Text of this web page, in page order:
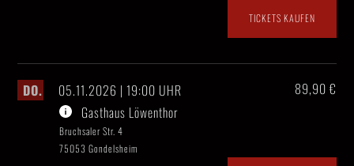
TICKETS KAUFEN
DO.
05.11.2026 | 19:00 UHR
Gasthaus Löwenthor
Bruchsaler Str. 4
75053 Gondelsheim
89,90 €